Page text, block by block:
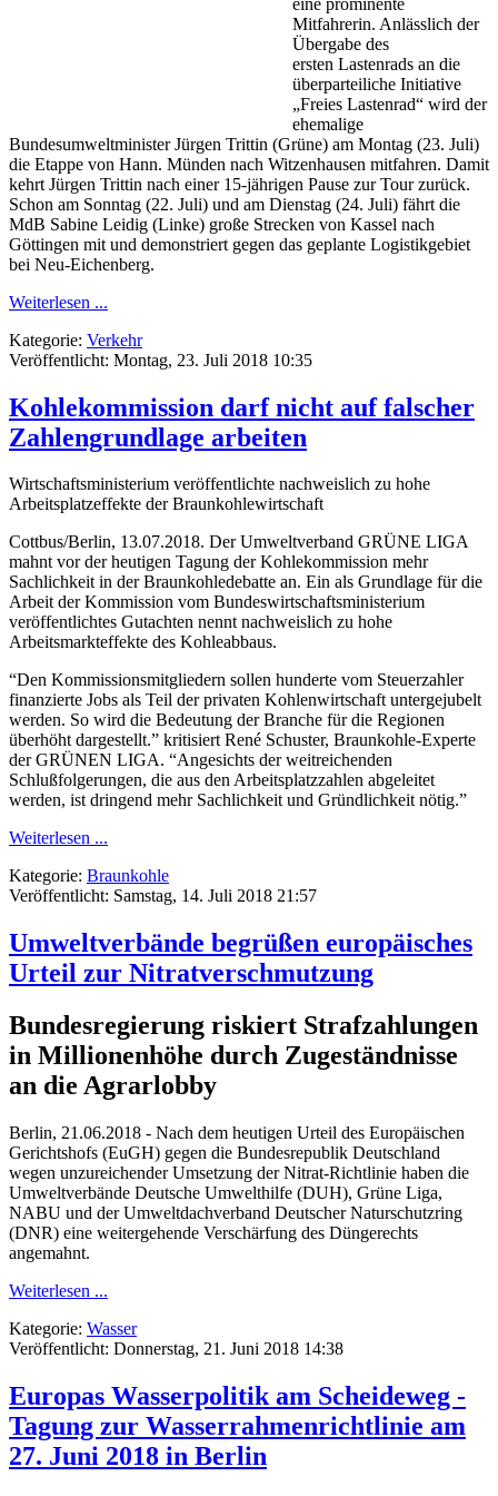
Mitfahrerin. Anlässlich der
Übergabe des
ersten Lastenrads an die
überparteiliche Initiative
„Freies Lastenrad“ wird der
ehemalige
Bundesumweltminister Jürgen Trittin (Grüne) am Montag (23. Juli)
die Etappe von Hann. Münden nach Witzenhausen mitfahren. Damit
kehrt Jürgen Trittin nach einer 15-jährigen Pause zur Tour zurück.
Schon am Sonntag (22. Juli) und am Dienstag (24. Juli) fährt die
MdB Sabine Leidig (Linke) große Strecken von Kassel nach
Göttingen mit und demonstriert gegen das geplante Logistikgebiet
bei Neu-Eichenberg.
Weiterlesen ...
Kategorie: Verkehr
Veröffentlicht: Montag, 23. Juli 2018 10:35
Kohlekommission darf nicht auf falscher
Zahlengrundlage arbeiten
Wirtschaftsministerium veröffentlichte nachweislich zu hohe
Arbeitsplatzeffekte der Braunkohlewirtschaft
Cottbus/Berlin, 13.07.2018. Der Umweltverband GRÜNE LIGA
mahnt vor der heutigen Tagung der Kohlekommission mehr
Sachlichkeit in der Braunkohledebatte an. Ein als Grundlage für die
Arbeit der Kommission vom Bundeswirtschaftsministerium
veröffentlichtes Gutachten nennt nachweislich zu hohe
Arbeitsmarkteffekte des Kohleabbaus.
“Den Kommissionsmitgliedern sollen hunderte vom Steuerzahler
finanzierte Jobs als Teil der privaten Kohlenwirtschaft untergejubelt
werden. So wird die Bedeutung der Branche für die Regionen
überhöht dargestellt.” kritisiert René Schuster, Braunkohle-Experte
der GRÜNEN LIGA. “Angesichts der weitreichenden
Schlußfolgerungen, die aus den Arbeitsplatzzahlen abgeleitet
werden, ist dringend mehr Sachlichkeit und Gründlichkeit nötig.”
Weiterlesen ...
Kategorie: Braunkohle
Veröffentlicht: Samstag, 14. Juli 2018 21:57
Umweltverbände begrüßen europäisches
Urteil zur Nitratverschmutzung
Bundesregierung riskiert Strafzahlungen
in Millionenhöhe durch Zugeständnisse
an die Agrarlobby
Berlin, 21.06.2018 - Nach dem heutigen Urteil des Europäischen
Gerichtshofs (EuGH) gegen die Bundesrepublik Deutschland
wegen unzureichender Umsetzung der Nitrat-Richtlinie haben die
Umweltverbände Deutsche Umwelthilfe (DUH), Grüne Liga,
NABU und der Umweltdachverband Deutscher Naturschutzring
(DNR) eine weitergehende Verschärfung des Düngerechts
angemahnt.
Weiterlesen ...
Kategorie: Wasser
Veröffentlicht: Donnerstag, 21. Juni 2018 14:38
Europas Wasserpolitik am Scheideweg -
Tagung zur Wasserrahmenrichtlinie am
27. Juni 2018 in Berlin